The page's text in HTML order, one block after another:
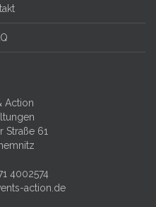
Action
Straße 61
4002574
action.de